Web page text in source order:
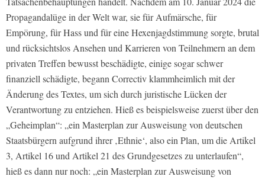
Propagandalüge in der Welt war, sie für Aufmärsche, für
Empörung, für Hass und für eine Hexenjagdstimmung sorgte, brutal
und rücksichtslos Ansehen und Karrieren von Teilnehmern an dem
privaten Treffen bewusst beschädigte, einige sogar schwer
finanziell schädigte, begann Correctiv klammheimlich mit der
Änderung des Textes, um sich durch juristische Lücken der
Verantwortung zu entziehen. Hieß es beispielsweise zuerst über den
„Geheimplan“: „ein Masterplan zur Ausweisung von deutschen
Staatsbürgern aufgrund ihrer ‚Ethnie‘, also ein Plan, um die Artikel
3, Artikel 16 und Artikel 21 des Grundgesetzes zu unterlaufen“,
hieß es dann nur noch: „ein Masterplan zur Ausweisung von